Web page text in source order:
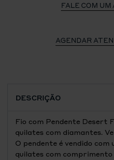
FALE COM UM
AGENDAR
DESCRIÇÃO
Fio com Pendente Desert
quilates com diamantes.
O pendente é vendido com
quilates com